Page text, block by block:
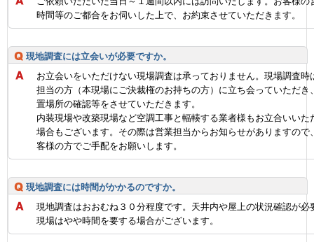
時間等のご都合をお伺いした上で、お約束させていただきます。
現地調査には立会いが必要ですか。
お立会いをいただけない現場調査は承っておりません。現場調査時
担当の方（本現場にご決裁権のお持ちの方）に立ち会っていただき
置場所の確認等をさせていただきます。
内装現場や改築現場など空調工事と輻輳する業者様もお立合いいた
場合もございます。その際は営業担当からお知らせがありますので
客様の方でご手配をお願いします。
現地調査には時間がかかるのですか。
現地調査はおおむね３０分程度です。天井内や屋上の状況確認が必
現場はやや時間を要する場合がございます。